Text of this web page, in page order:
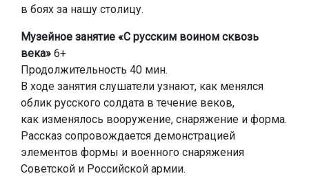
в боях за нашу столицу.
Музейное занятие «С русским воином сквозь
века» 6+
Продолжительность 40 мин.
В ходе занятия слушатели узнают, как менялся
облик русского солдата в течение веков,
как изменялось вооружение, снаряжение и форма.
Рассказ сопровождается демонстрацией
элементов формы и военного снаряжения
Советской и Российской армии.